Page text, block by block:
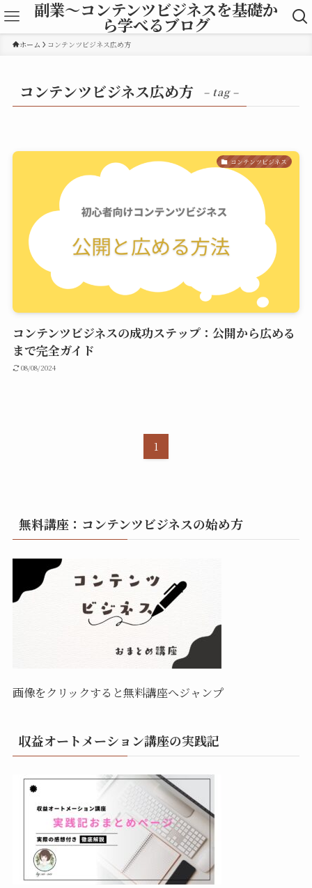
副業～コンテンツビジネスを基礎か
ら学べるブログ
ホーム コンテンツビジネス広め方
コンテンツビジネス広め方 – tag –
コンテンツビジネス
コンテンツビジネスの成功ステップ：公開から広める
まで完全ガイド
08/08/2024
1
無料講座：コンテンツビジネスの始め方
画像をクリックすると無料講座へジャンプ
収益オートメーション講座の実践記